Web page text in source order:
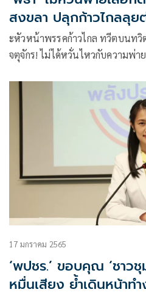
สงขลา ปลุกก้าวไกลลุ
ะหัวหน้าพรรคก้าวไกล ทวีตบนท
จตุจักร! ไม่ได้หวั่นไหวกับความพ่
17 มกราคม 2565
‘พปชร.’ ขอบคุณ ‘ชาว
หมื่นเสียง ย้ำเดินหน้าท